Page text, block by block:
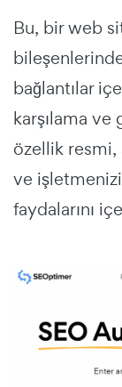
Bu, bir web
bağlantılar
karşılama
özellik resmi,
ve
faydalarını